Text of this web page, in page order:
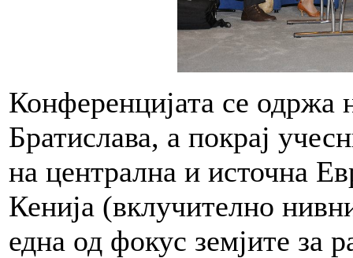
Конференцијата се одржа
Братислава, а покрај
на централна и источна
Кенија (вклучително
една од фокус земјите за